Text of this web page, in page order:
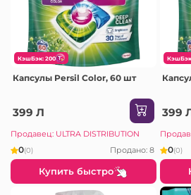
КэшБэк: 200
Капсулы Persil Color, 60 шт
399 Л
Продавец: ULTRA DISTRIBUTION
0(0) Продано: 8
Купить быстро
399
0(0)